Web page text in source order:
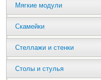
Мягкие модули
Скамейки
Стеллажи и стенки
Столы и стулья